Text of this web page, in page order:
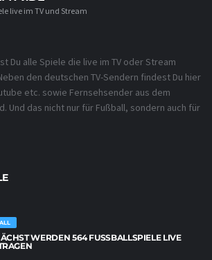
live im TV und Stream
Du alle Spiele die live im TV oder Stream
den deutschen TV-Sendern findest Du hier
etc. sowie Fernsehsender aus dem
Und das nicht nur für Fußball, sondern auch für
WERDEN 564 FUSSBALLSPIELE LIVE Ü